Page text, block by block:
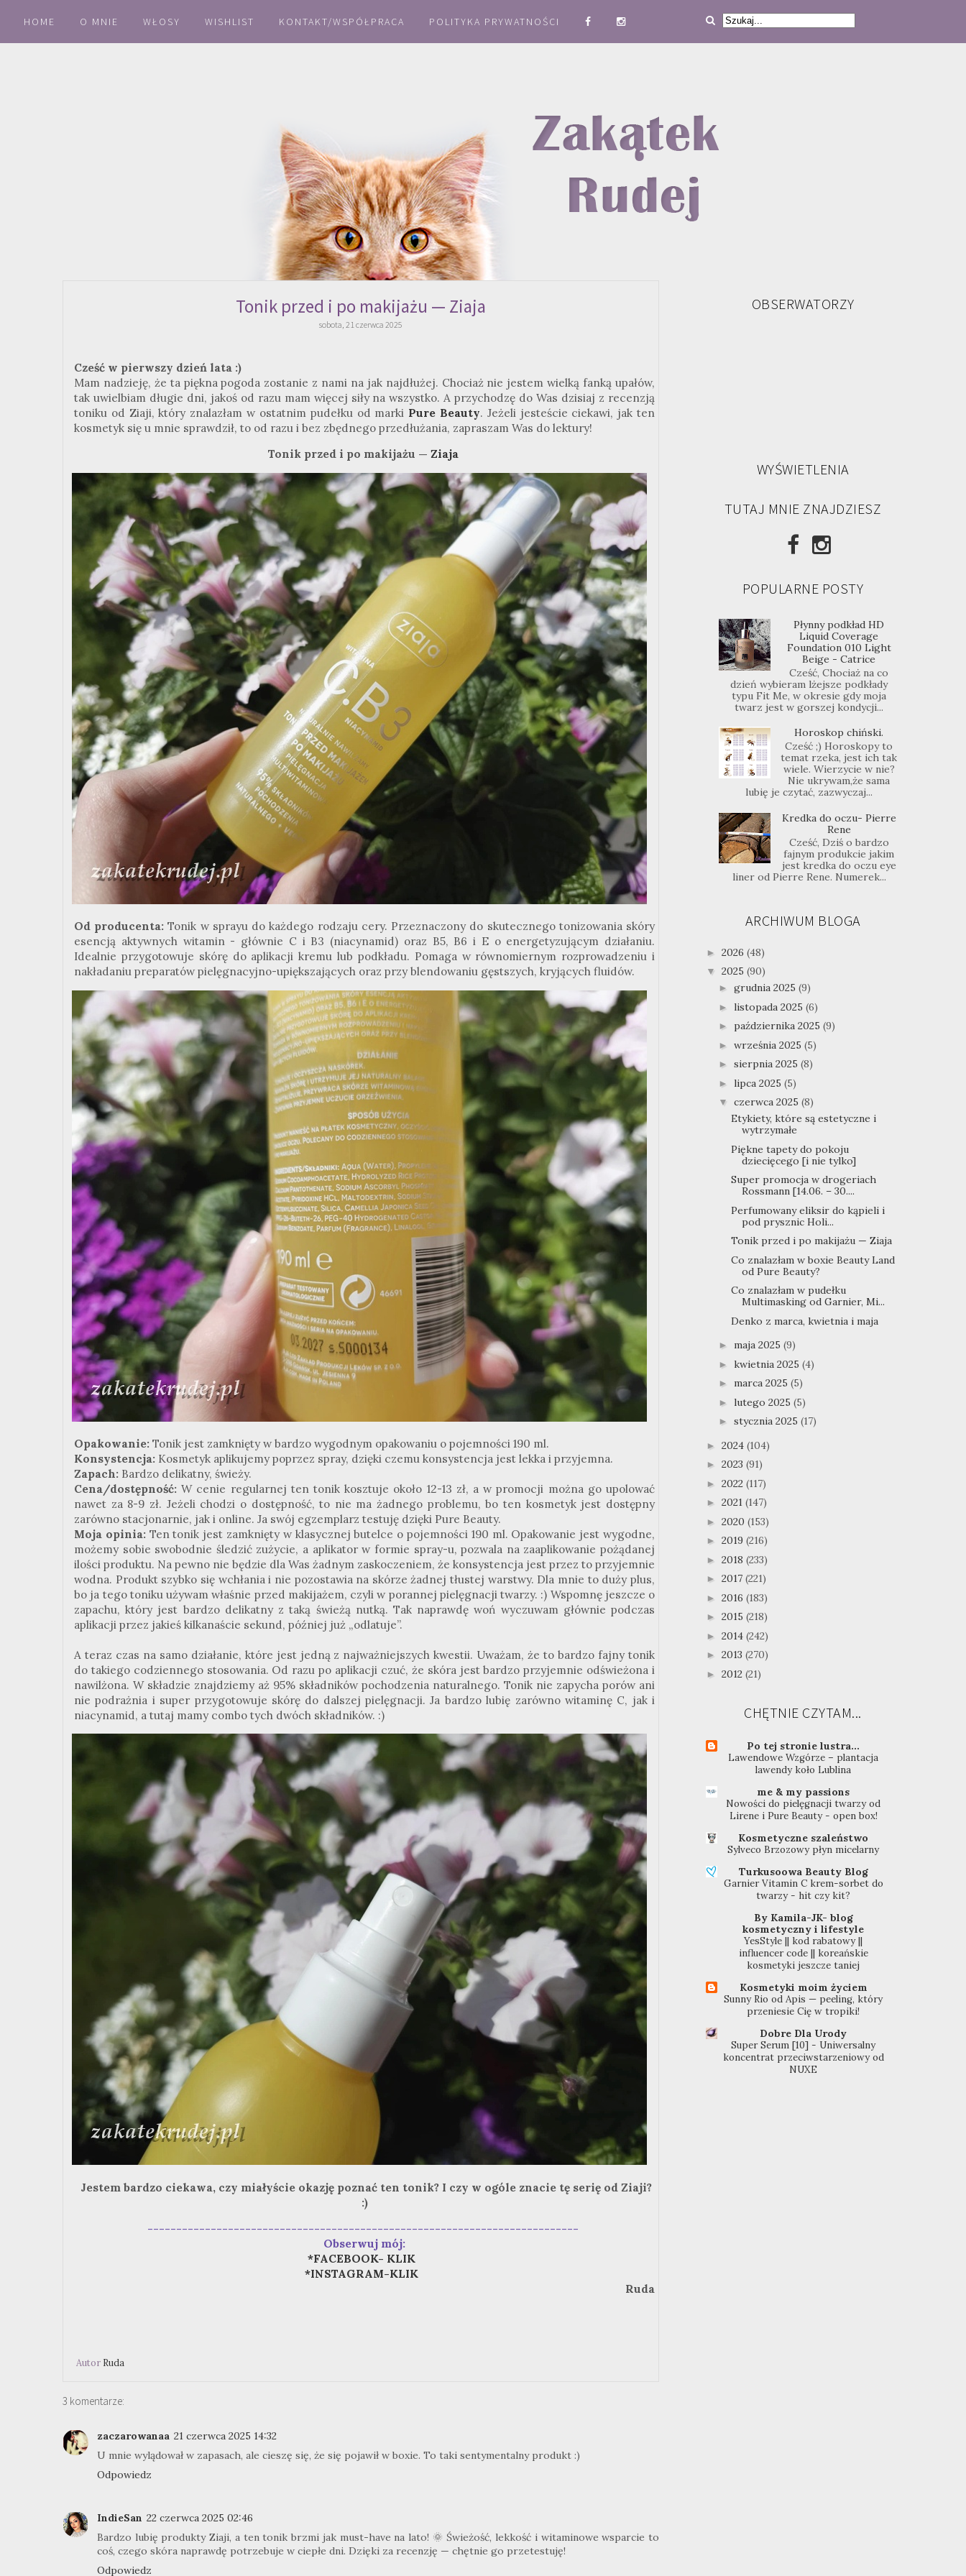
HOME O MNIE WŁOSY WISHLIST KONTAKT/WSPÓŁPRACA POLITYKA PRYWATNOŚCI
Tonik przed i po makijażu — Ziaja
sobota, 21 czerwca 2025
Cześć w pierwszy dzień lata :)
Mam nadzieję, że ta piękna pogoda zostanie z nami na jak najdłużej. Chociaż nie jestem wielką fanką upałów,
tak uwielbiam długie dni, jakoś od razu mam więcej siły na wszystko. A przychodzę do Was dzisiaj z recenzją
toniku od Ziaji, który znalazłam w ostatnim pudełku od marki Pure Beauty. Jeżeli jesteście ciekawi, jak ten
kosmetyk się u mnie sprawdził, to od razu i bez zbędnego przedłużania, zapraszam Was do lektury!
Tonik przed i po makijażu — Ziaja
Od producenta:Tonik w sprayu do każdego rodzaju cery. Przeznaczony do skutecznego tonizowania skóry
esencją aktywnych witamin - głównie C i B3 (niacynamid) oraz B5, B6 i E o energetyzującym działaniu.
Idealnie przygotowuje skórę do aplikacji kremu lub podkładu. Pomaga w równomiernym rozprowadzeniu i
nakładaniu preparatów pielęgnacyjno-upiększających oraz przy blendowaniu gęstszych, kryjących fluidów.
Opakowanie: Tonik jest zamknięty w bardzo wygodnym opakowaniu o pojemności 190 ml.
Konsystencja: Kosmetyk aplikujemy poprzez spray, dzięki czemu konsystencja jest lekka i przyjemna.
Zapach: Bardzo delikatny, świeży.
Cena/dostępność: W cenie regularnej ten tonik kosztuje około 12-13 zł, a w promocji można go upolować
nawet za 8-9 zł. Jeżeli chodzi o dostępność, to nie ma żadnego problemu, bo ten kosmetyk jest dostępny
zarówno stacjonarnie, jak i online. Ja swój egzemplarz testuję dzięki Pure Beauty.
Moja opinia: Ten tonik jest zamknięty w klasycznej butelce o pojemności 190 ml. Opakowanie jest wygodne,
możemy sobie swobodnie śledzić zużycie, a aplikator w formie spray-u, pozwala na zaaplikowanie pożądanej
ilości produktu. Na pewno nie będzie dla Was żadnym zaskoczeniem, że konsystencja jest przez to przyjemnie
wodna. Produkt szybko się wchłania i nie pozostawia na skórze żadnej tłustej warstwy. Dla mnie to duży plus,
bo ja tego toniku używam właśnie przed makijażem, czyli w porannej pielęgnacji twarzy. :) Wspomnę jeszcze o
zapachu, który jest bardzo delikatny z taką świeżą nutką. Tak naprawdę woń wyczuwam głównie podczas
aplikacji przez jakieś kilkanaście sekund, później już „odlatuje”.
A teraz czas na samo działanie, które jest jedną z najważniejszych kwestii. Uważam, że to bardzo fajny tonik
do takiego codziennego stosowania. Od razu po aplikacji czuć, że skóra jest bardzo przyjemnie odświeżona i
nawilżona. W składzie znajdziemy aż 95% składników pochodzenia naturalnego. Tonik nie zapycha porów ani
nie podrażnia i super przygotowuje skórę do dalszej pielęgnacji. Ja bardzo lubię zarówno witaminę C, jak i
niacynamid, a tutaj mamy combo tych dwóch składników. :)
Jestem bardzo ciekawa, czy miałyście okazję poznać ten tonik? I czy w ogóle znacie tę serię od Ziaji?
:)
---------------------------------------------------------------------------
Obserwuj mój:
*FACEBOOK- KLIK
*INSTAGRAM-KLIK
Ruda
Autor Ruda
3 komentarze:
zaczarowanaa 21 czerwca 2025 14:32
U mnie wylądował w zapasach, ale cieszę się, że się pojawił w boxie. To taki sentymentalny produkt :)
Odpowiedz
IndieSan 22 czerwca 2025 02:46
Bardzo lubię produkty Ziaji, a ten tonik brzmi jak must-have na lato! 🌞 Świeżość, lekkość i witaminowe wsparcie to
coś, czego skóra naprawdę potrzebuje w ciepłe dni. Dzięki za recenzję — chętnie go przetestuję!
Odpowiedz
OBSERWATORZY
WYŚWIETLENIA
TUTAJ MNIE ZNAJDZIESZ
POPULARNE POSTY
Płynny podkład HD
Liquid Coverage
Foundation 010 Light
Beige - Catrice
Cześć, Chociaż na co
dzień wybieram lżejsze podkłady
typu Fit Me, w okresie gdy moja
twarz jest w gorszej kondycji...
Horoskop chiński.
Cześć ;) Horoskopy to
temat rzeka, jest ich tak
wiele. Wierzycie w nie?
Nie ukrywam,że sama
lubię je czytać, zazwyczaj...
Kredka do oczu- Pierre
Rene
Cześć, Dziś o bardzo
fajnym produkcie jakim
jest kredka do oczu eye
liner od Pierre Rene. Numerek...
ARCHIWUM BLOGA
► 2026 (48)
▼ 2025 (90)
► grudnia 2025 (9)
► listopada 2025 (6)
► października 2025 (9)
► września 2025 (5)
► sierpnia 2025 (8)
► lipca 2025 (5)
▼ czerwca 2025 (8)
Etykiety, które są estetyczne i
wytrzymałe
Piękne tapety do pokoju
dziecięcego [i nie tylko]
Super promocja w drogeriach
Rossmann [14.06. – 30....
Perfumowany eliksir do kąpieli i
pod prysznic Holi...
Tonik przed i po makijażu — Ziaja
Co znalazłam w boxie Beauty Land
od Pure Beauty?
Co znalazłam w pudełku
Multimasking od Garnier, Mi...
Denko z marca, kwietnia i maja
► maja 2025 (9)
► kwietnia 2025 (4)
► marca 2025 (5)
► lutego 2025 (5)
► stycznia 2025 (17)
► 2024 (104)
► 2023 (91)
► 2022 (117)
► 2021 (147)
► 2020 (153)
► 2019 (216)
► 2018 (233)
► 2017 (221)
► 2016 (183)
► 2015 (218)
► 2014 (242)
► 2013 (270)
► 2012 (21)
CHĘTNIE CZYTAM...
Po tej stronie lustra...
Lawendowe Wzgórze – plantacja
lawendy koło Lublina
me & my passions
Nowości do pielęgnacji twarzy od
Lirene i Pure Beauty - open box!
Kosmetyczne szaleństwo
Sylveco Brzozowy płyn micelarny
Turkusoowa Beauty Blog
Garnier Vitamin C krem-sorbet do
twarzy - hit czy kit?
By Kamila-JK- blog
kosmetyczny i lifestyle
YesStyle || kod rabatowy ||
influencer code || koreańskie
kosmetyki jeszcze taniej
Kosmetyki moim życiem
Sunny Rio od Apis — peeling, który
przeniesie Cię w tropiki!
Dobre Dla Urody
Super Serum [10] - Uniwersalny
koncentrat przeciwstarzeniowy od
NUXE